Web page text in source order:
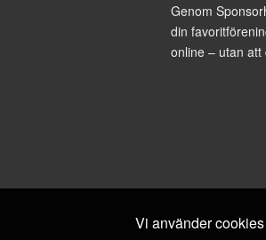
Genom
din
online – utan
Vi använder